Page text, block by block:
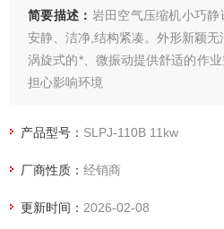
简要描述： 岩田空气压缩机小巧静
安静、洁净,结构紧凑。外形新颖无
涡旋式的*、微振动提供舒适的作
担心影响环境
产品型号： SLPJ-110B 11kw
厂商性质：经销商
更新时间： 2026-02-08